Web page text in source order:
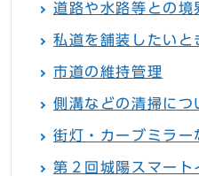
道路や水路等との境
私道を舗装したいと
市道の維持管理
側溝などの清掃につ
街灯・カーブミラー
第２回城陽スマート